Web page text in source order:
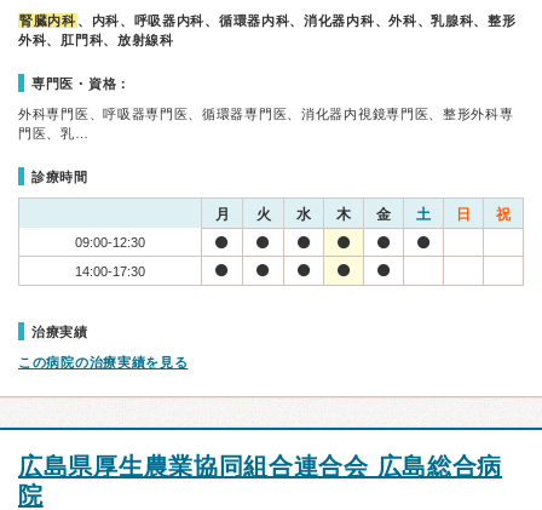
腎臓内科 、内科、呼吸器内科、循環器内科、消化器内科、外科、乳腺科、整形
外科、肛門科、放射線科
専門医・資格：
外科専門医、呼吸器専門医、循環器専門医、消化器内視鏡専門医、整形外科専
門医、乳…
診療時間
月 火 水 木 金 土 日 祝
09:00-12:30
14:00-17:30
治療実績
この病院の治療実績を見る
広島県厚生農業協同組合連合会 広島総合病
院